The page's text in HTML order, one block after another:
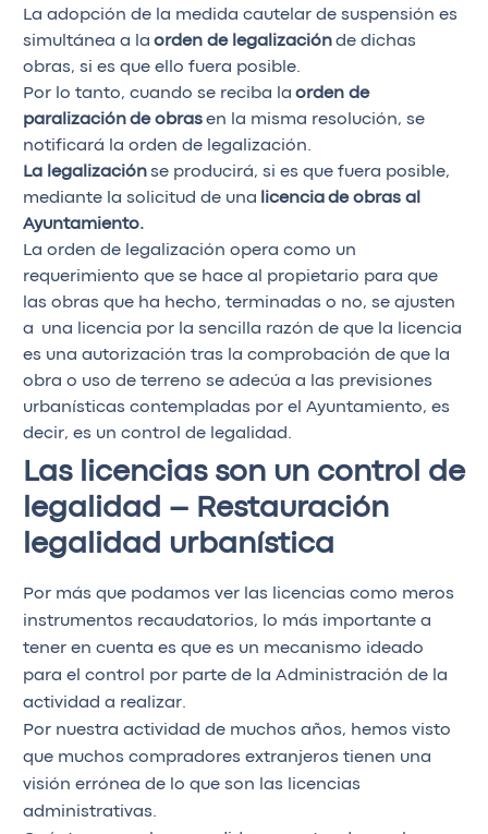
La adopción de la medida cautelar de suspensión es
simultánea a la orden de legalización de dichas
obras, si es que ello fuera posible.
Por lo tanto, cuando se reciba la orden de
paralización de obras en la misma resolución, se
notificará la orden de legalización.
La legalización se producirá, si es que fuera posible,
mediante la solicitud de una
licencia de obras al
Ayuntamiento.
La orden de legalización opera como un
requerimiento que se hace al propietario para que
las obras que ha hecho, terminadas o no, se ajusten
a una licencia por la sencilla razón de que la licencia
es una autorización tras la comprobación de que la
obra o uso de terreno se adecúa a las previsiones
urbanísticas contempladas por el Ayuntamiento, es
decir, es un control de legalidad.
Las licencias son un control de
legalidad – Restauración
legalidad urbanística
Por más que podamos ver las licencias como meros
instrumentos recaudatorios, lo más importante a
tener en cuenta es que es un mecanismo ideado
para el control por parte de la Administración de la
actividad a realizar.
Por nuestra actividad de muchos años, hemos visto
que muchos compradores extranjeros tienen una
visión errónea de lo que son las licencias
administrativas.